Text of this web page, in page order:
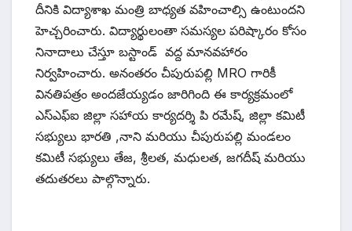
దీనికి విద్యాశాఖ మంత్రి బాధ్యత వహించాల్సి ఉంటుందని
హెచ్చరించారు. విద్యార్థులంతా సమస్యల పరిష్కారం కోసం
నినాదాలు చేస్తూ బస్టాండ్ వద్ద మానవహారం
నిర్వహించారు. అనంతరం చీపురుపల్లి MRO గారికీ
వినతిపత్రం అందజేయ్యడం జారిగింది ఈ కార్యక్రమంలో
ఎస్ఎఫ్ఐ జిల్లా సహాయ కార్యదర్శి పి రమేష్, జిల్లా కమిటీ
సభ్యులు భారతి ,నాని మరియు చీపురుపల్లి మండలం
కమిటీ సభ్యులు తేజ, శ్రీలత, మధులత, జగదీష్ మరియు
తదుతరలు పాల్గొన్నారు.